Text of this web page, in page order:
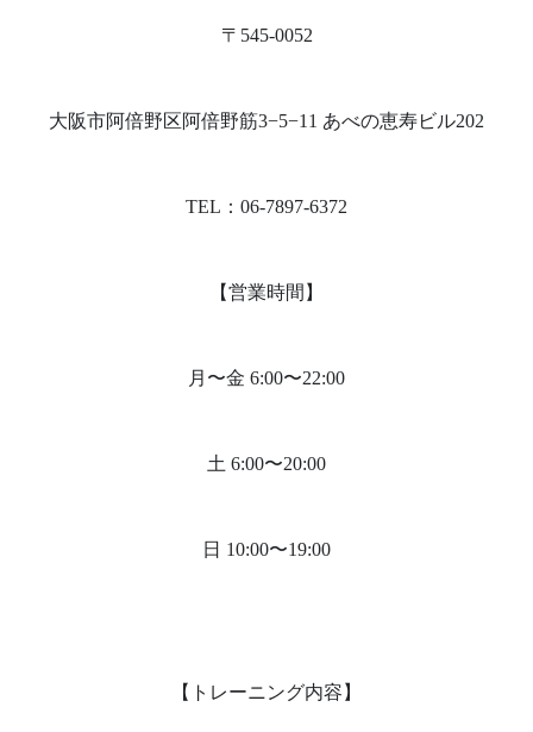
〒545-0052
大阪市阿倍野区阿倍野筋3−5−11 あべの恵寿ビル202
TEL：06-7897-6372
【営業時間】
月〜金 6:00〜22:00
土 6:00〜20:00
日 10:00〜19:00
【トレーニング内容】